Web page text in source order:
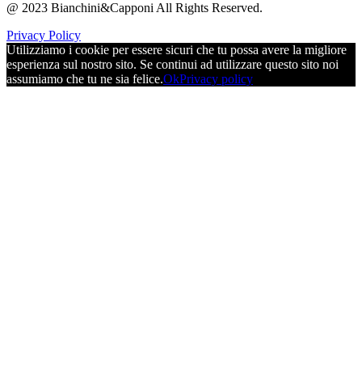
@ 2023 Bianchini&Capponi All Rights Reserved.
Privacy Policy
Utilizziamo i cookie per essere sicuri che tu possa avere la migliore
esperienza sul nostro sito. Se continui ad utilizzare questo sito noi
assumiamo che tu ne sia felice.OkPrivacy policy